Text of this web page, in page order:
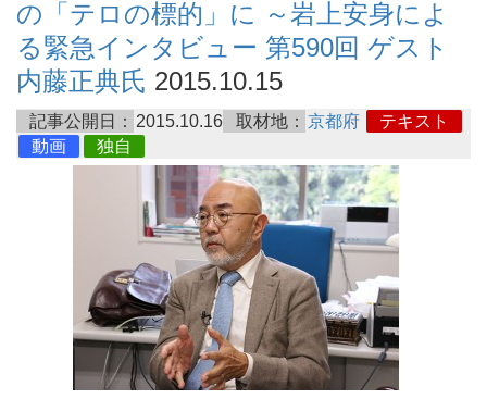
の「テロの標的」に ～岩上安身によ
る緊急インタビュー 第590回 ゲスト
内藤正典氏 2015.10.15
記事公開日： 2015.10.16 取材地： 京都府
テキスト
動画
独自